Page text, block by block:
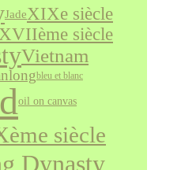
JadeXIXe siècle
XVIIème siècle
Vietnam
bleu et blanc
oil on canvas
siècle
Dynasty